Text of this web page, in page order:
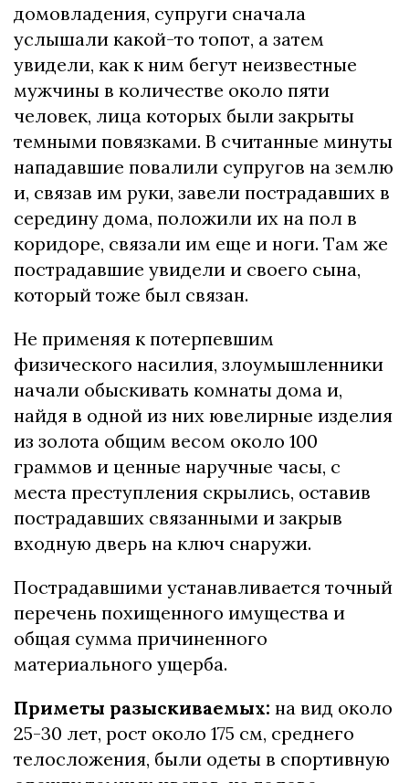
домовладения, супруги сначала
услышали какой-то топот, а затем
увидели, как к ним бегут неизвестные
мужчины в количестве около пяти
человек, лица которых были закрыты
темными повязками. В считанные минуты
нападавшие повалили супругов на землю
и, связав им руки, завели пострадавших в
середину дома, положили их на пол в
коридоре, связали им еще и ноги. Там же
пострадавшие увидели и своего сына,
который тоже был связан.
Не применяя к потерпевшим
физического насилия, злоумышленники
начали обыскивать комнаты дома и,
найдя в одной из них ювелирные изделия
из золота общим весом около 100
граммов и ценные наручные часы, с
места преступления скрылись, оставив
пострадавших связанными и закрыв
входную дверь на ключ снаружи.
Пострадавшими устанавливается точный
перечень похищенного имущества и
общая сумма причиненного
материального ущерба.
Приметы разыскиваемых: на вид около
25-30 лет, рост около 175 см, среднего
телосложения, были одеты в спортивную